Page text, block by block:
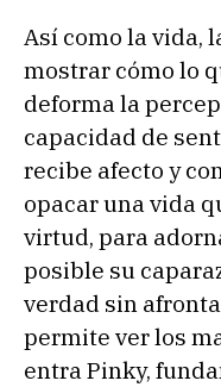
Así como la vida,
mostrar cómo lo
deforma la
capacidad de
recibe afecto y
opacar una vida
virtud, para
posible su
verdad sin
permite ver los
entra Pinky,